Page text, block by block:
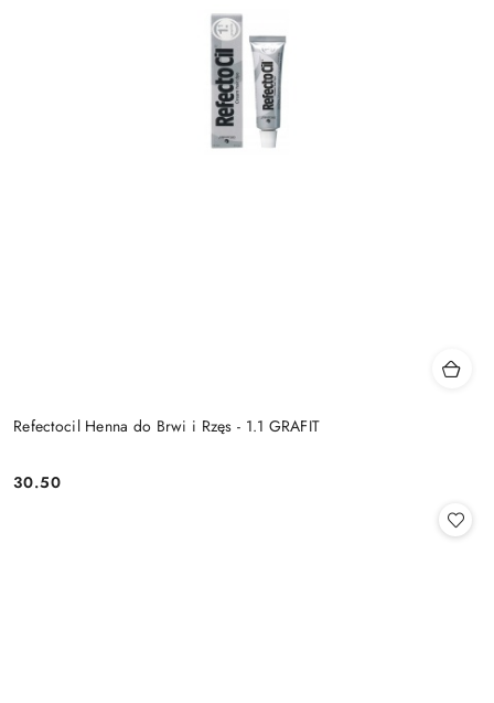
Refectocil Henna do Brwi i Rzęs - 1.1 GRAFIT
Cena:
30.50